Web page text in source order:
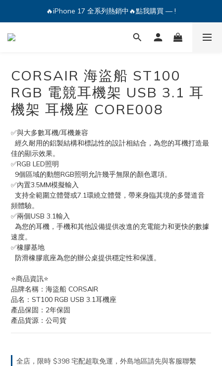
🔥iPhone 17 全系列熱銷中🔥點我購買 — !
🔥iPhone 17 全系列熱銷中🔥點我購買 — !
💕加入Q哥 Line 新好友領優惠券！🎫
CORSAIR 海盜船 ST100
RGB 電競耳機架 USB 3.1 耳
機架 耳機座 CORE008
✅與大多數耳機/耳機兼容
佳的顯示效果。
✅RGB LED照明
  9個區域的動態RGB照明允許幾乎無限的顏色選項。
✅內置3.5MM模擬輸入
頻體驗。
✅兩個USB 3.1輸入
速度。
✅橡膠基地
  防滑橡膠底座為您的辦公桌提供穩定性和保護。
⭐️商品資訊⭐️
品牌名稱：海盜船 CORSAIR
品名：ST100 RGB USB 3.1耳機座
產品保固：2年保固
產品貨源：公司貨
全店，限時 $398 宅配超取免運，外島地區請先與客服聯繫